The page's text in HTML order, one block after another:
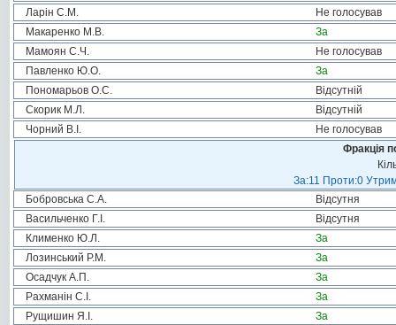
Ларін С.М.
Не голосував
Макаренко М.В.
За
Мамоян С.Ч.
Не голосував
Павленко Ю.О.
За
Пономарьов О.С.
Відсутній
Скорик М.Л.
Відсутній
Чорний В.І.
Не голосував
Фракція
За:11 Проти:0
Бобровська С.А.
Відсутня
Васильченко Г.І.
Відсутня
Клименко Ю.Л.
За
Лозинський Р.М.
За
Осадчук А.П.
За
Рахманін С.І.
За
Рущишин Я.І.
За